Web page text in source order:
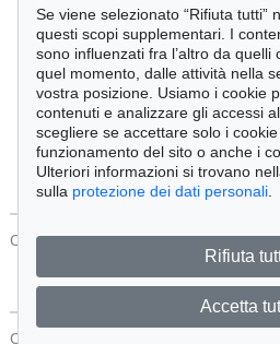
Tutti gli oggetti
Solo offerte attuali
Solo oggetti venduti
Cerca
CONTATTI Protezione Dei Dati
CONTATTI
Se viene selezionato “Rifiuta tutti”
questi scopi supplementari. I
sono influenzati fra l’altro da quelli
quel momento, dalle attività nella
vostra posizione. Usiamo i cookie
contenuti e analizzare gli accessi
scegliere se accettare solo i
funzionamento del sito o anche i
Ulteriori informazioni si trovano
sulla protezione dei dati personali
Rifiuta
Accetta